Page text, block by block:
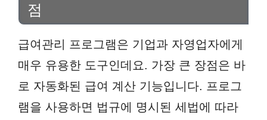
점
급여관리 프로그램은 기업과 자영업자에게
매우 유용한 도구인데요. 가장 큰 장점은 바
로 자동화된 급여 계산 기능입니다. 프로그
램을 사용하면 법규에 명시된 세법에 따라